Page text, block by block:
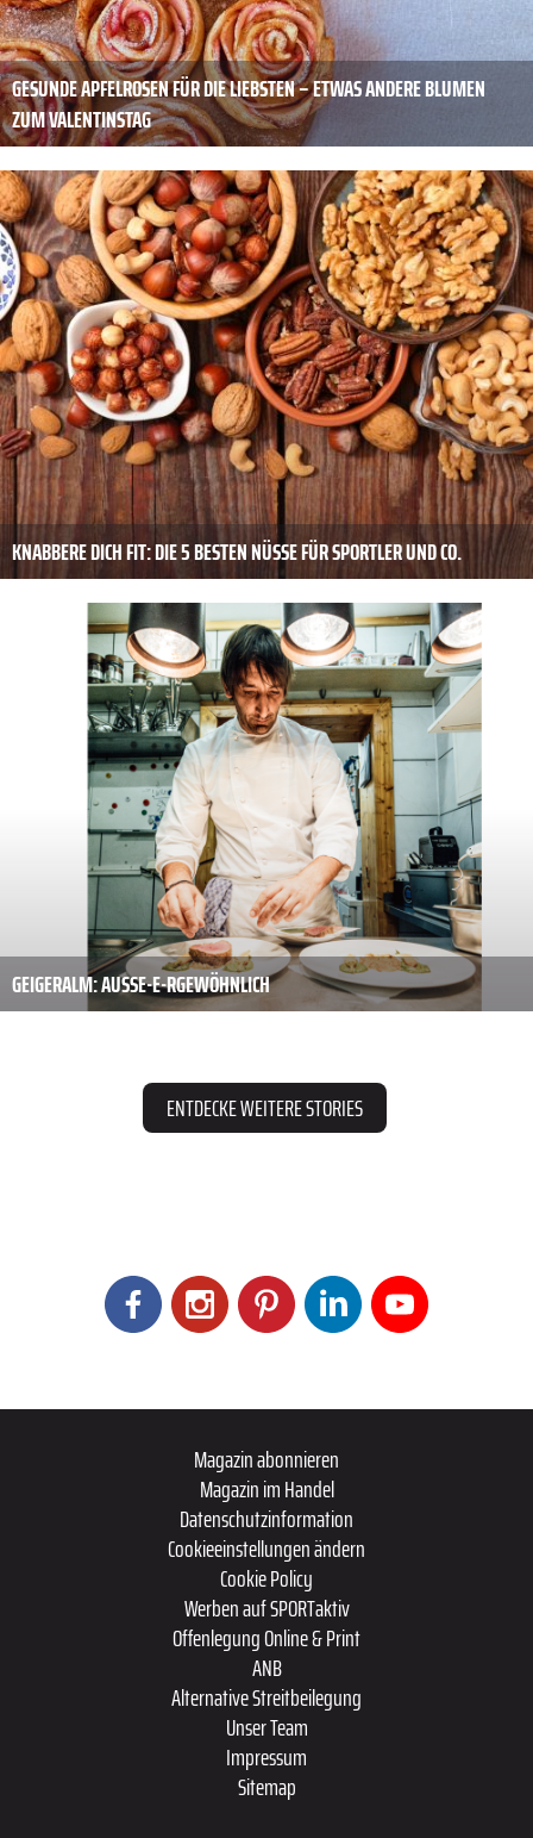
GESUNDE APFELROSEN FÜR DIE LIEBSTEN – ETWAS ANDERE BLUMEN
ZUM VALENTINSTAG
KNABBERE DICH FIT: DIE 5 BESTEN NÜSSE FÜR SPORTLER UND CO.
GEIGERALM: AUSSE-E-R­GEWÖHNLICH
ENTDECKE WEITERE STORIES
Magazin abonnieren
Magazin im Handel
Datenschutzinformation
Cookieeinstellungen ändern
Cookie Policy
Werben auf SPORTaktiv
Offenlegung Online & Print
ANB
Alternative Streitbeilegung
Unser Team
Impressum
Sitemap